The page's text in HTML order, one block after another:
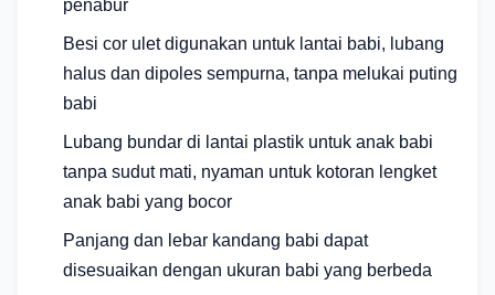
penabur
Besi cor ulet digunakan untuk lantai babi, lubang
halus dan dipoles sempurna, tanpa melukai puting
babi
Lubang bundar di lantai plastik untuk anak babi
tanpa sudut mati, nyaman untuk kotoran lengket
anak babi yang bocor
Panjang dan lebar kandang babi dapat
disesuaikan dengan ukuran babi yang berbeda